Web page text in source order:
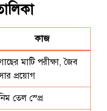
কাজ
মাটি পরীক্ষা, জৈব
প্রয়োগ
তেল স্প্রে